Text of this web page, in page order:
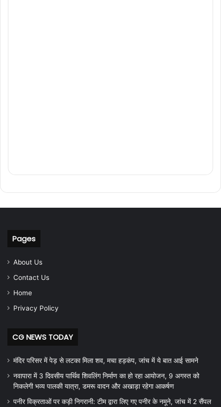
Pages
About Us
Contact Us
Home
Privacy Policy
CG NEWS TODAY
मंदिर परिसर में पेड़ से लटका मिला शव, मचा हड़कंप, जांच में ये बात आई सामने
नवापारा में 3 दिवसीय पार्थिव शिवलिंग निर्माण का हो रहा आयोजन, 9 अगस्त को
निकलेगी भव्य पालकी यात्रा, डमरू वादन और अखाड़ा रहेगा आकर्षण
पनीर विक्रताओं पर कड़ी निगरानी: टीम द्वारा लिए गए पनीर के नमूने, जांच में 2 सैंपल